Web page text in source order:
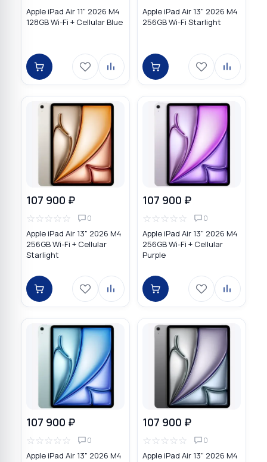
Apple iPad Air 11" 2026 M4
128GB Wi-Fi + Cellular Blue
Apple iPad Air 13" 2026 M4
256GB Wi-Fi Starlight
107 900 ₽
☆☆☆☆☆ 0
Apple iPad Air 13" 2026 M4
256GB Wi-Fi + Cellular
Starlight
107 900 ₽
☆☆☆☆☆ 0
Apple iPad Air 13" 2026 M4
256GB Wi-Fi + Cellular
Purple
107 900 ₽
☆☆☆☆☆ 0
Apple iPad Air 13" 2026 M4
107 900 ₽
☆☆☆☆☆ 0
Apple iPad Air 13" 2026 M4